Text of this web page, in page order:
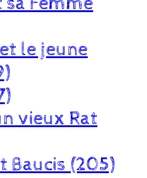
le jeune
vieux Rat
Baucis (205)